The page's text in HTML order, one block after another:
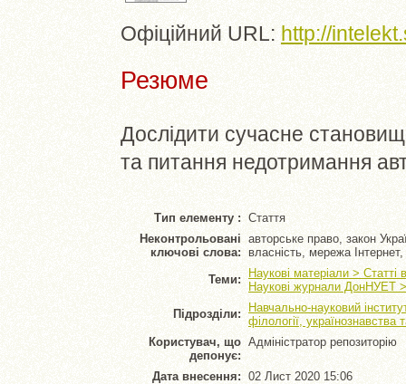
Офіційний URL: http://
Резюме
Дослідити сучасне
та питання недотримання
Тип елементу : Стаття
Неконтрольовані
ключові слова:
авторське право, закон
власність, мережа
Теми:
Наукові матеріали > Статті
Наукові журнали ДонНУЕТ >
Підрозділи:
Навчально-науковий
філології, українознавства
Користувач, що
депонує:
Адміністратор репозиторію
Дата внесення: 02 Лист 2020 15:06